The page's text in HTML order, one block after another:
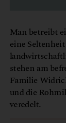
Man betreibt
eine
stehen am
Familie
und die
veredelt.